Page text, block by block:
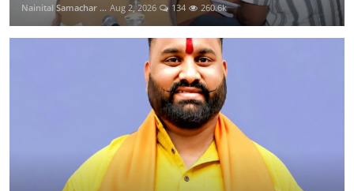
Nainital Samachar ... Aug 2, 2026 134 260.6k